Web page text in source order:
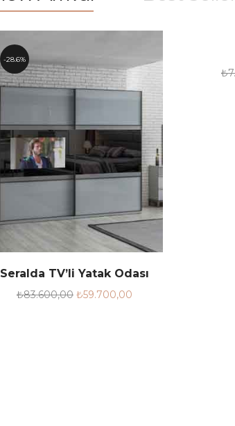
28.6%
Seralda TV’li Yatak Odası
₺83.600,00 ₺59.700,00
₺